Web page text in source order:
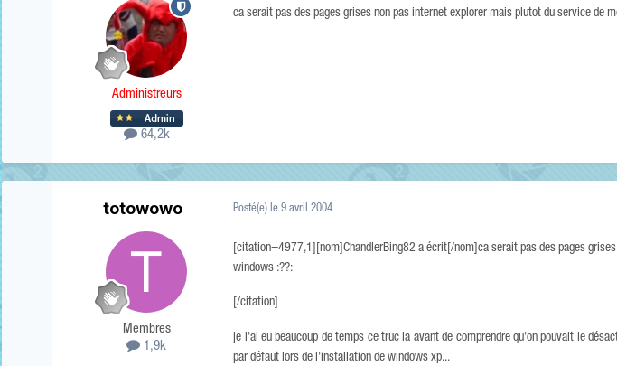
Administreurs
64,2k
ca serait pas des pages grises non pas internet explorer mais plutot du service de
totowowo
Membres
1,9k
Posté(e)le 9 avril 2004
[citation=4977,1][nom]ChandlerBing82 a écrit[/nom]ca serait pas des pages
windows :??:
[/citation]
je l'ai eu beaucoup de temps ce truc la avant de comprendre qu'on pouvait le
par défaut lors de l'installation de windows xp...